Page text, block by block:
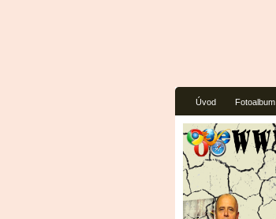
Úvod Fotoalbum